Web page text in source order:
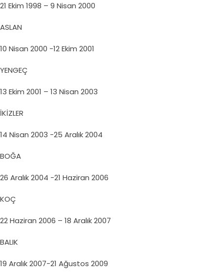
21 Ekim 1998 – 9 Nisan 2000
ASLAN
10 Nisan 2000 -12 Ekim 2001
YENGEÇ
13 Ekim 2001 – 13 Nisan 2003
İKİZLER
14 Nisan 2003 -25 Aralık 2004
BOĞA
26 Aralık 2004 -21 Haziran 2006
KOÇ
22 Haziran 2006 – 18 Aralık 2007
BALIK
19 Aralık 2007-21 Ağustos 2009